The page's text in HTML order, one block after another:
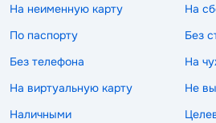
На неименную карту
На
По паспорту
Без
Без телефона
На
На виртуальную карту
Не
Наличными